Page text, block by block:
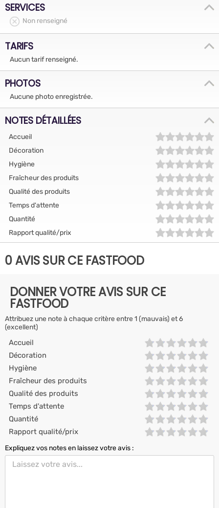
SERVICES
Non renseigné
TARIFS
Aucun tarif renseigné.
PHOTOS
Aucune photo enregistrée.
NOTES DÉTAILLÉES
Accueil
Décoration
Hygiène
Fraîcheur des produits
Qualité des produits
Temps d'attente
Quantité
Rapport qualité/prix
0 AVIS SUR CE FASTFOOD
DONNER VOTRE AVIS SUR CE
FASTFOOD
Attribuez une note à chaque critère entre 1 (mauvais) et 6
(excellent)
Accueil
Décoration
Hygiène
Fraîcheur des produits
Qualité des produits
Temps d'attente
Quantité
Rapport qualité/prix
Expliquez vos notes en laissez votre avis :